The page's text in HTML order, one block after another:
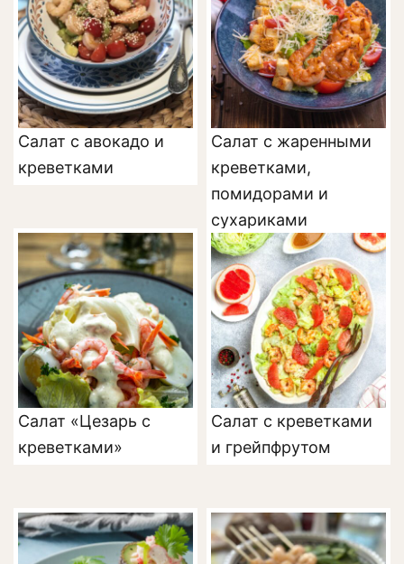
Салат с авокадо и
креветками
Салат с жаренными
креветками,
помидорами и
сухариками
Салат «Цезарь с
креветками»
Салат с креветками
и грейпфрутом